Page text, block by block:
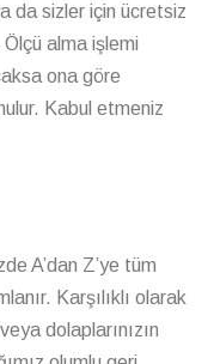
da sizler için ücretsiz
alma işlemi
ona göre
Kabul etmeniz
A’dan Z’ye tüm
Karşılıklı olarak
dolaplarınızın